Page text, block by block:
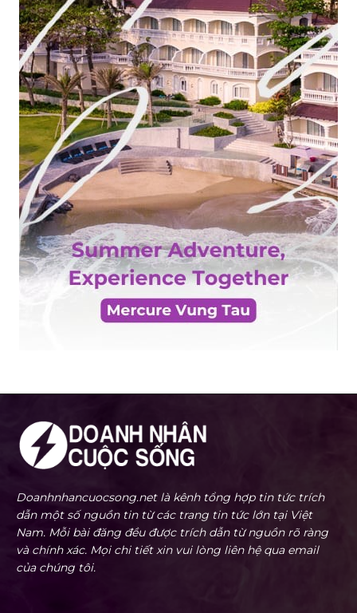
Doanhnhancuocsong.net là kênh tổng hợp tin tức trích
dẫn một số nguồn tin từ các trang tin tức lớn tại Việt
Nam. Mỗi bài đăng đều được trích dẫn từ nguồn rõ ràng
và chính xác. Mọi chi tiết xin vui lòng liên hệ qua email
của chúng tôi.